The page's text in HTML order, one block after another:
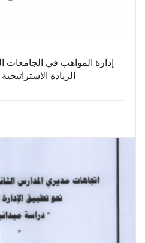
إدارة المواهب في الجامعات
الريادة